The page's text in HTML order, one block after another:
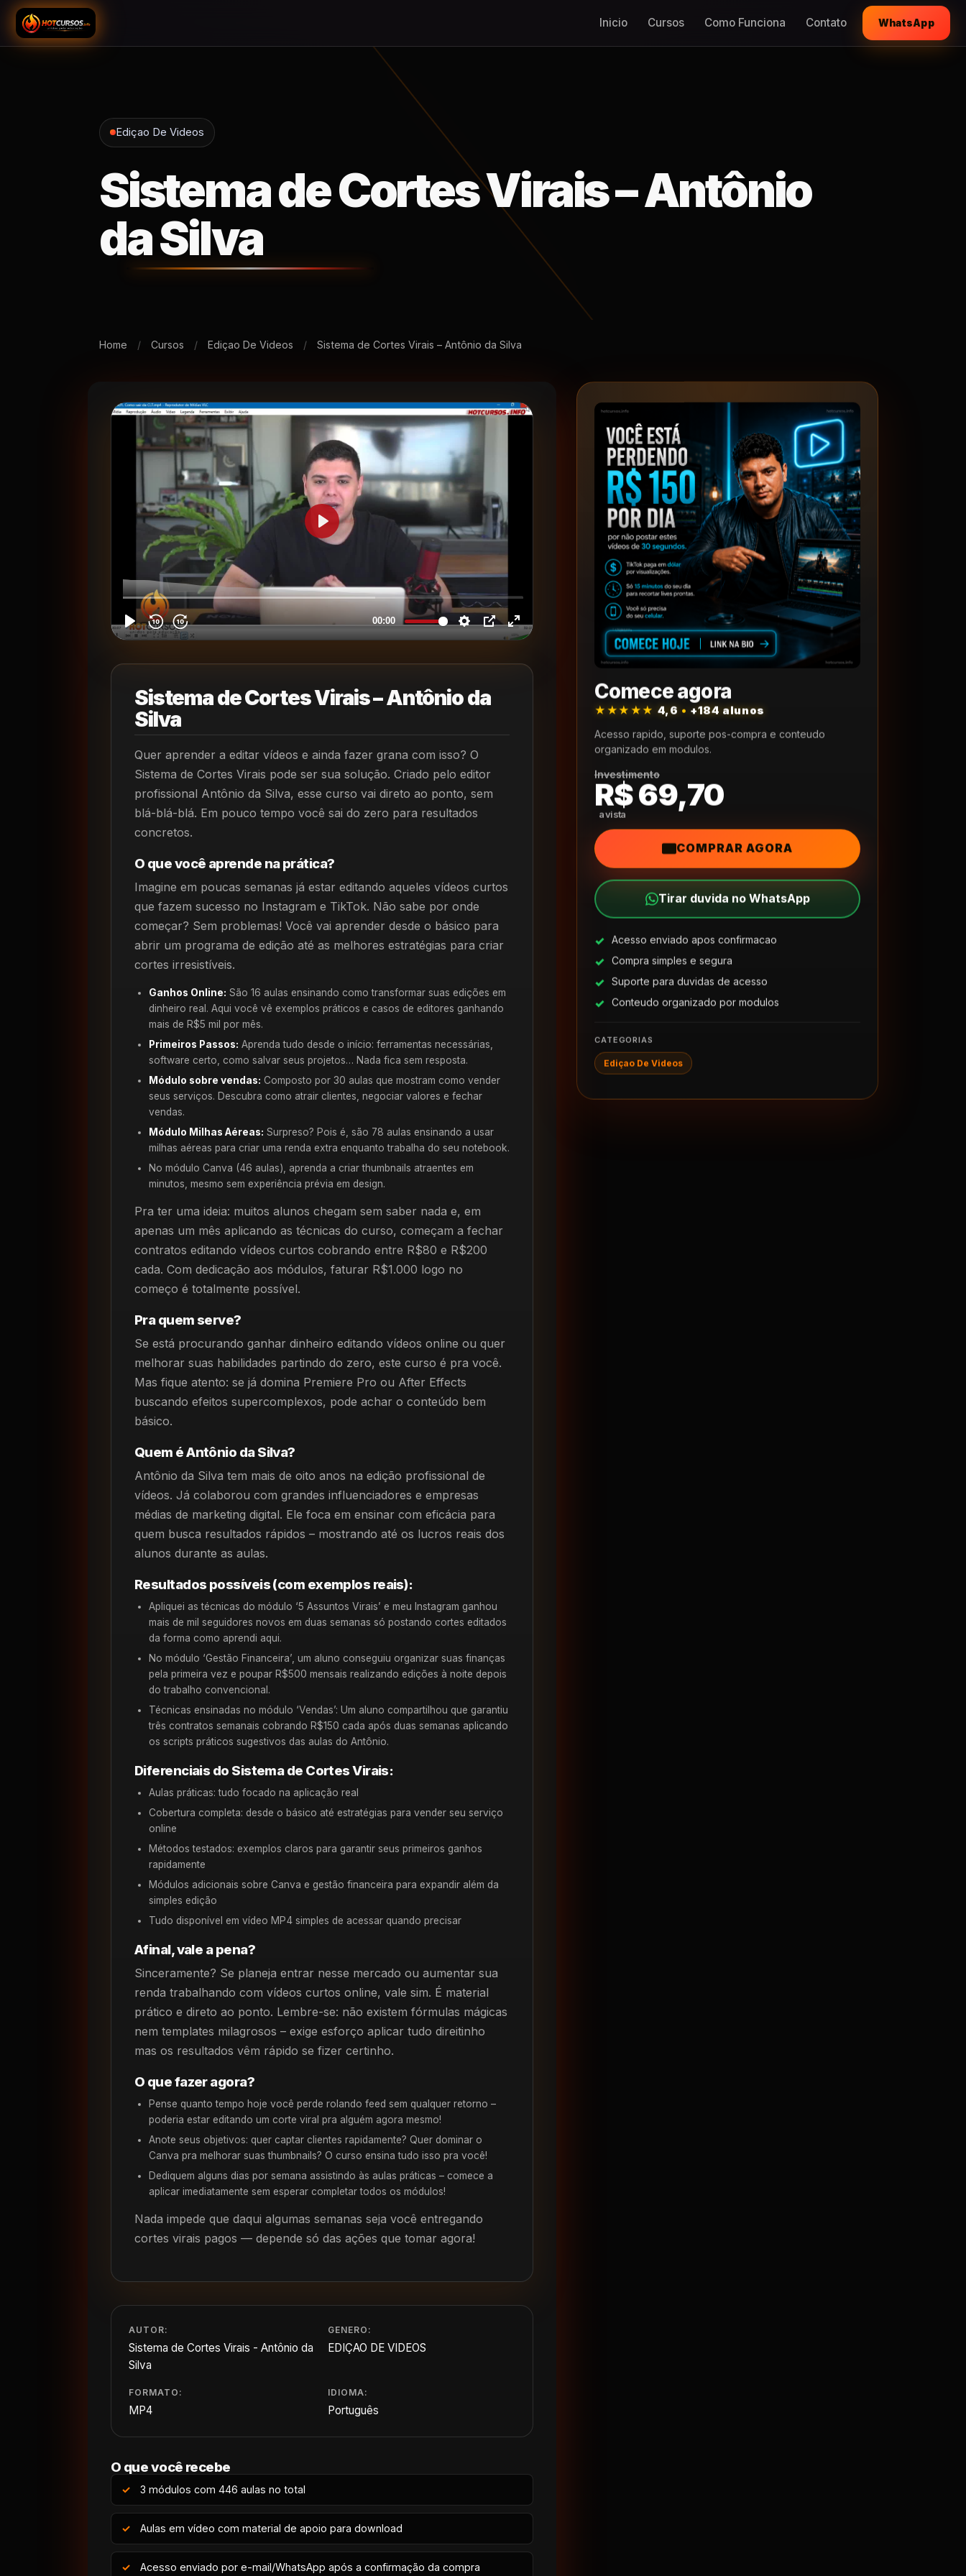
Inicio Cursos Como Funciona Contato WhatsApp
Ediçao De Videos
Sistema de Cortes Virais – Antônio
da Silva
Home / Cursos / Ediçao De Videos / Sistema de Cortes Virais – Antônio da Silva
Sistema de Cortes Virais – Antônio da
Silva
Quer aprender a editar vídeos e ainda fazer grana com isso? O
Sistema de Cortes Virais pode ser sua solução. Criado pelo editor
profissional Antônio da Silva, esse curso vai direto ao ponto, sem
blá-blá-blá. Em pouco tempo você sai do zero para resultados
concretos.
O que você aprende na prática?
Imagine em poucas semanas já estar editando aqueles vídeos curtos
que fazem sucesso no Instagram e TikTok. Não sabe por onde
começar? Sem problemas! Você vai aprender desde o básico para
abrir um programa de edição até as melhores estratégias para criar
cortes irresistíveis.
Ganhos Online: São 16 aulas ensinando como transformar suas edições em
dinheiro real. Aqui você vê exemplos práticos e casos de editores ganhando
mais de R$5 mil por mês.
Primeiros Passos: Aprenda tudo desde o início: ferramentas necessárias,
software certo, como salvar seus projetos… Nada fica sem resposta.
Módulo sobre vendas: Composto por 30 aulas que mostram como vender
seus serviços. Descubra como atrair clientes, negociar valores e fechar
vendas.
Módulo Milhas Aéreas: Surpreso? Pois é, são 78 aulas ensinando a usar
milhas aéreas para criar uma renda extra enquanto trabalha do seu notebook.
No módulo Canva (46 aulas), aprenda a criar thumbnails atraentes em
minutos, mesmo sem experiência prévia em design.
Pra ter uma ideia: muitos alunos chegam sem saber nada e, em
apenas um mês aplicando as técnicas do curso, começam a fechar
contratos editando vídeos curtos cobrando entre R$80 e R$200
cada. Com dedicação aos módulos, faturar R$1.000 logo no
começo é totalmente possível.
Pra quem serve?
Se está procurando ganhar dinheiro editando vídeos online ou quer
melhorar suas habilidades partindo do zero, este curso é pra você.
Mas fique atento: se já domina Premiere Pro ou After Effects
buscando efeitos supercomplexos, pode achar o conteúdo bem
básico.
Quem é Antônio da Silva?
Antônio da Silva tem mais de oito anos na edição profissional de
vídeos. Já colaborou com grandes influenciadores e empresas
médias de marketing digital. Ele foca em ensinar com eficácia para
quem busca resultados rápidos – mostrando até os lucros reais dos
alunos durante as aulas.
Resultados possíveis (com exemplos reais):
Apliquei as técnicas do módulo ‘5 Assuntos Virais’ e meu Instagram ganhou
mais de mil seguidores novos em duas semanas só postando cortes editados
da forma como aprendi aqui.
No módulo ‘Gestão Financeira’, um aluno conseguiu organizar suas finanças
pela primeira vez e poupar R$500 mensais realizando edições à noite depois
do trabalho convencional.
Técnicas ensinadas no módulo ‘Vendas’: Um aluno compartilhou que garantiu
três contratos semanais cobrando R$150 cada após duas semanas aplicando
os scripts práticos sugestivos das aulas do Antônio.
Diferenciais do Sistema de Cortes Virais:
Aulas práticas: tudo focado na aplicação real
Cobertura completa: desde o básico até estratégias para vender seu serviço
online
Métodos testados: exemplos claros para garantir seus primeiros ganhos
rapidamente
Módulos adicionais sobre Canva e gestão financeira para expandir além da
simples edição
Tudo disponível em vídeo MP4 simples de acessar quando precisar
Afinal, vale a pena?
Sinceramente? Se planeja entrar nesse mercado ou aumentar sua
renda trabalhando com vídeos curtos online, vale sim. É material
prático e direto ao ponto. Lembre-se: não existem fórmulas mágicas
nem templates milagrosos – exige esforço aplicar tudo direitinho
mas os resultados vêm rápido se fizer certinho.
O que fazer agora?
Pense quanto tempo hoje você perde rolando feed sem qualquer retorno –
poderia estar editando um corte viral pra alguém agora mesmo!
Anote seus objetivos: quer captar clientes rapidamente? Quer dominar o
Canva pra melhorar suas thumbnails? O curso ensina tudo isso pra você!
Dediquem alguns dias por semana assistindo às aulas práticas – comece a
aplicar imediatamente sem esperar completar todos os módulos!
Nada impede que daqui algumas semanas seja você entregando
cortes virais pagos — depende só das ações que tomar agora!
AUTOR:
Sistema de Cortes Virais - Antônio da
Silva
GENERO:
EDIÇAO DE VIDEOS
FORMATO:
MP4
IDIOMA:
Português
O que você recebe
3 módulos com 446 aulas no total
Aulas em vídeo com material de apoio para download
Acesso enviado por e-mail/WhatsApp após a confirmação da compra
Comece agora
★★★★★ 4,6 • +184 alunos
Acesso rapido, suporte pos-compra e conteudo
organizado em modulos.
Investimento
R$ 69,70
COMPRAR AGORA
Tirar duvida no WhatsApp
Acesso enviado apos confirmacao
Compra simples e segura
Suporte para duvidas de acesso
Conteudo organizado por modulos
CATEGORIAS
Ediçao De Videos